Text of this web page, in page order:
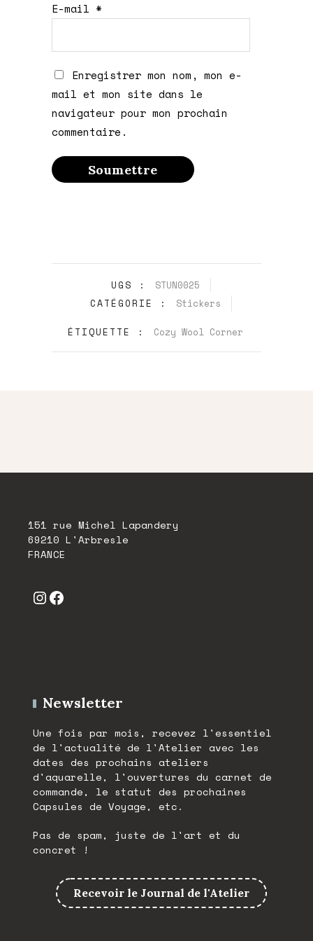
E-mail *
Enregistrer mon nom, mon e-
mail et mon site dans le
navigateur pour mon prochain
commentaire.
UGS :
STUN0025
CATÉGORIE :
Stickers
ÉTIQUETTE : Cozy Wool Corner
151 rue Michel Lapandery
69210 L'Arbresle
FRANCE
Instagram Facebook
Newsletter
Une fois par mois, recevez l'essentiel
de l'actualité de l'Atelier avec les
dates des prochains ateliers
d'aquarelle, l'ouvertures du carnet de
commande, le statut des prochaines
Capsules de Voyage, etc.
Pas de spam, juste de l'art et du
concret !
Recevoir le Journal de l'Atelier